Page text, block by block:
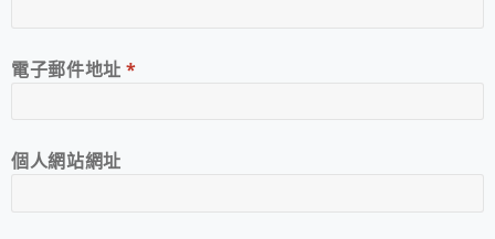
電子郵件地址*
個人網站網址